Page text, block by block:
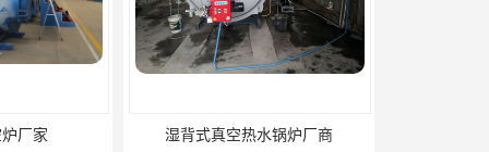
水锅炉厂商 湿背式真空炉厂家